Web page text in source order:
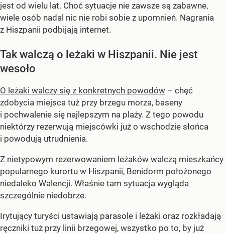
jest od wielu lat. Choć sytuacje nie zawsze są zabawne,
wiele osób nadal nic nie robi sobie z upomnień. Nagrania
z Hiszpanii podbijają internet.
Tak walczą o leżaki w Hiszpanii. Nie jest
wesoło
O leżaki walczy się z konkretnych powodów – chęć
zdobycia miejsca tuż przy brzegu morza, baseny
i pochwalenie się najlepszym na plaży. Z tego powodu
niektórzy rezerwują miejscówki już o wschodzie słońca
i powodują utrudnienia.
Z nietypowym rezerwowaniem leżaków walczą mieszkańcy
popularnego kurortu w Hiszpanii, Benidorm położonego
niedaleko Walencji. Właśnie tam sytuacja wygląda
szczególnie niedobrze.
Irytujący turyści ustawiają parasole i leżaki oraz rozkładają
ręczniki tuż przy linii brzegowej, wszystko po to, by już